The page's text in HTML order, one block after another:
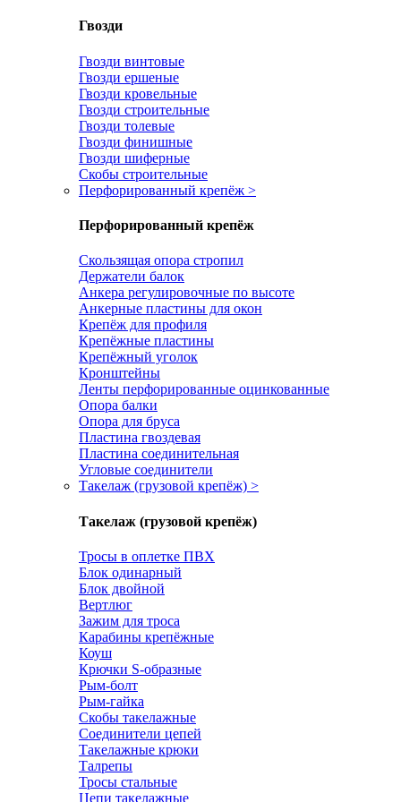
Гвозди
Гвозди винтовые
Гвозди ершеные
Гвозди кровельные
Гвозди строительные
Гвозди толевые
Гвозди финишные
Гвозди шиферные
Скобы строительные
Перфорированный крепёж >
Перфорированный крепёж
Скользящая опора стропил
Держатели балок
Анкера регулировочные по высоте
Анкерные пластины для окон
Крепёж для профиля
Крепёжные пластины
Крепёжный уголок
Кронштейны
Ленты перфорированные оцинкованные
Опора балки
Опора для бруса
Пластина гвоздевая
Пластина соединительная
Угловые соединители
Такелаж (грузовой крепёж) >
Такелаж (грузовой крепёж)
Тросы в оплетке ПВХ
Блок одинарный
Блок двойной
Вертлюг
Зажим для троса
Карабины крепёжные
Коуш
Крючки S-образные
Рым-болт
Рым-гайка
Скобы такелажные
Соединители цепей
Такелажные крюки
Талрепы
Тросы стальные
Цепи такелажные